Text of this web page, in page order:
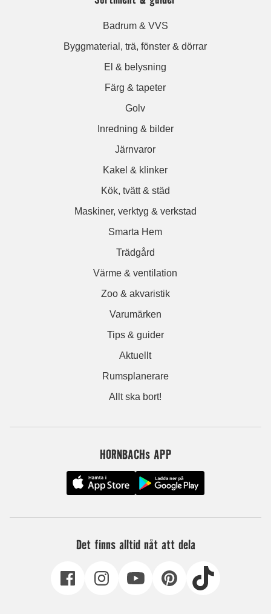
Badrum & VVS
Byggmaterial, trä, fönster & dörrar
El & belysning
Färg & tapeter
Golv
Inredning & bilder
Järnvaror
Kakel & klinker
Kök, tvätt & städ
Maskiner, verktyg & verkstad
Smarta Hem
Trädgård
Värme & ventilation
Zoo & akvaristik
Varumärken
Tips & guider
Aktuellt
Rumsplanerare
Allt ska bort!
HORNBACHs APP
Det finns alltid nåt att dela